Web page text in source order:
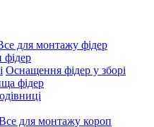
для монтажу фідер
Оснащення фідер у зборі
фідер
для монтажу короп